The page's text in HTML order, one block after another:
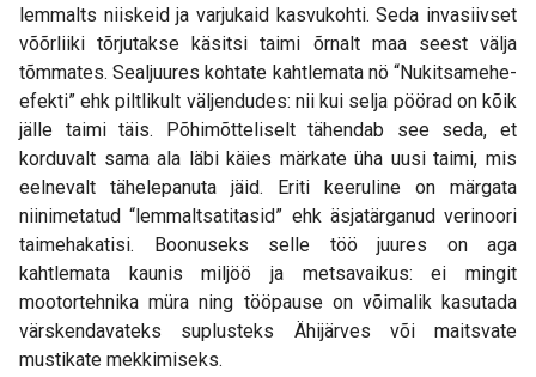
lemmalts niiskeid ja varjukaid kasvukohti. Seda invasiivset
võõrliiki tõrjutakse käsitsi taimi õrnalt maa seest välja
tõmmates. Sealjuures kohtate kahtlemata nö “Nukitsamehe-
efekti” ehk piltlikult väljendudes: nii kui selja pöörad on kõik
jälle taimi täis. Põhimõtteliselt tähendab see seda, et
korduvalt sama ala läbi käies märkate üha uusi taimi, mis
eelnevalt tähelepanuta jäid. Eriti keeruline on märgata
niinimetatud “lemmaltsatitasid” ehk äsjatärganud verinoori
taimehakatisi. Boonuseks selle töö juures on aga
kahtlemata kaunis miljöö ja metsavaikus: ei mingit
mootortehnika müra ning tööpause on võimalik kasutada
värskendavateks suplusteks Ähijärves või maitsvate
mustikate mekkimiseks.